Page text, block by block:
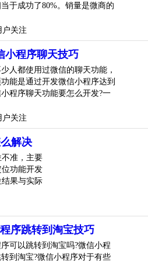
多少？微信转账额度多少技
用处越来越多的，不过微信零钱
信零钱限额多少？微信转账额度多
?
;
于成功了80%。销量是微商的
户关注
小程序聊天技巧
人都使用过微信的聊天功能，
能是通过开发微信小程序达到
程序聊天功能要怎么开发?一
户关注
解决
准，主要
功能开发
结果与实际
序跳转到淘宝技巧
可以跳转到淘宝吗?微信小程
到淘宝?微信小程序对于有些